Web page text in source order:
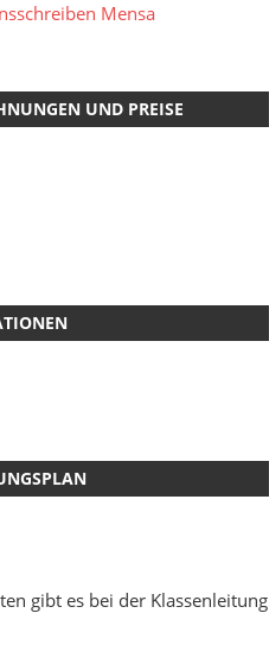
Mensa
UND PREISE
gibt es bei der Klassenleitung